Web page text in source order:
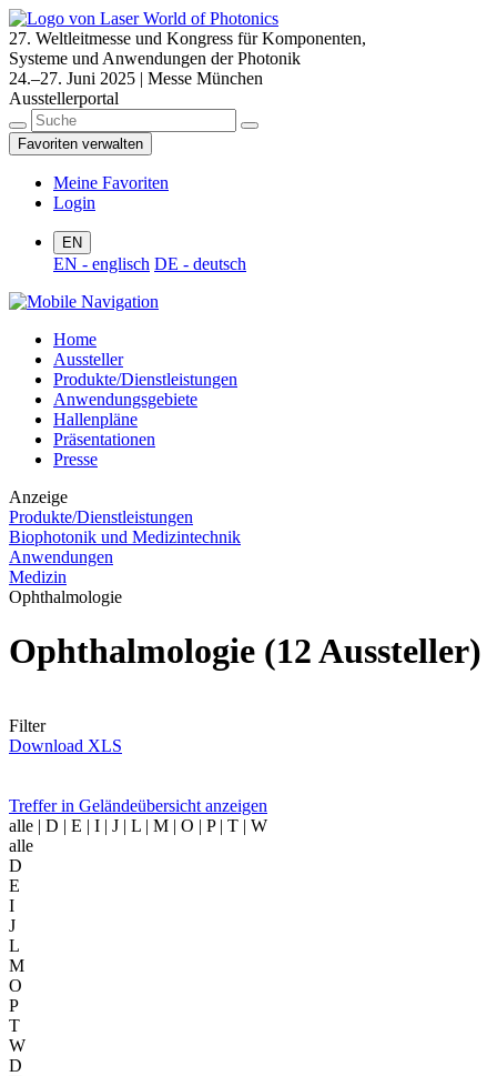
27. Weltleitmesse und Kongress für Komponenten,
Systeme und Anwendungen der Photonik
24.–27. Juni 2025 | Messe München
Ausstellerportal
Favoriten verwalten
Meine Favoriten
Login
EN
EN - englisch DE - deutsch
Home
Aussteller
Produkte/Dienstleistungen
Anwendungsgebiete
Hallenpläne
Präsentationen
Presse
Anzeige
Produkte/Dienstleistungen
Biophotonik und Medizintechnik
Anwendungen
Medizin
Ophthalmologie
Ophthalmologie (12 Aussteller)
Filter
Download XLS
Treffer in Geländeübersicht anzeigen
alle | D | E | I | J | L | M | O | P | T | W
alle
D
E
I
J
L
M
O
P
T
W
D